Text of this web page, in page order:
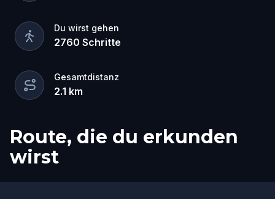
Du wirst gehen
2760 Schritte
Gesamtdistanz
2.1 km
Route, die du erkunden
wirst
Start
Ziel